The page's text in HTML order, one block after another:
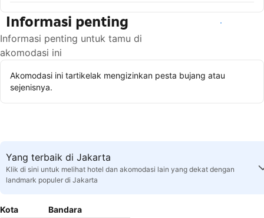
Informasi penting
Informasi penting untuk tamu di
akomodasi ini
Lihat ketersediaan
Akomodasi ini tartikelak mengizinkan pesta bujang atau
sejenisnya.
Yang terbaik di Jakarta
Klik di sini untuk melihat hotel dan akomodasi lain yang dekat dengan
landmark populer di Jakarta
Kota
Bandara